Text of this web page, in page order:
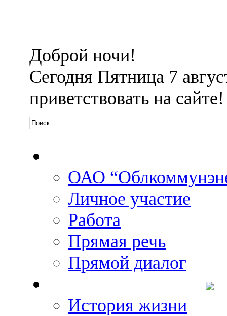
Доброй ночи!
Сегодня Пятница 7
приветствовать на сайте!
ОАО
Личное участие
Работа
Прямая речь
Прямой диалог
История жизни